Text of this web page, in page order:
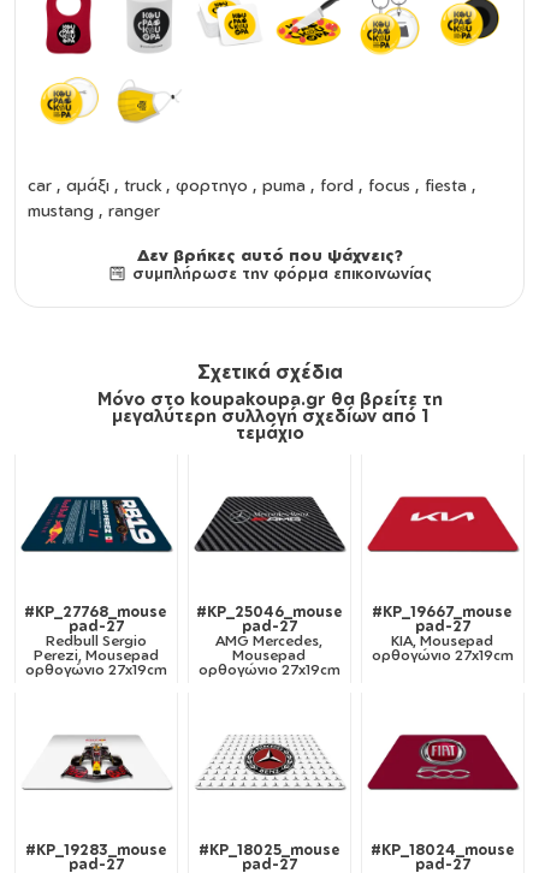
car , αμάξι , truck , φορτηγο , puma , ford , focus , fiesta ,
mustang , ranger
Δεν βρήκες αυτό που ψάχνεις?
συμπλήρωσε την φόρμα επικοινωνίας
Σχετικά σχέδια
Μόνο στο koupakoupa.gr θα βρείτε τη
μεγαλύτερη συλλογή σχεδίων από 1
τεμάχιο
#KP_27768_mouse
pad-27
Redbull Sergio
Perezi, Mousepad
ορθογώνιο 27x19cm
#KP_25046_mouse
pad-27
AMG Mercedes,
Mousepad
ορθογώνιο 27x19cm
#KP_19667_mouse
pad-27
KIA, Mousepad
ορθογώνιο 27x19cm
#KP_19283_mouse
pad-27
#KP_18025_mouse
pad-27
#KP_18024_mouse
pad-27